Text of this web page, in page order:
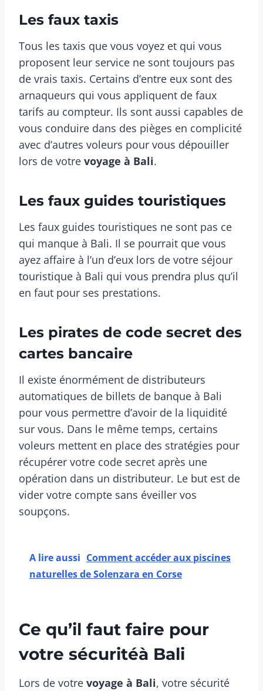
Les faux taxis
Tous les taxis que vous voyez et qui vous
proposent leur service ne sont toujours pas
de vrais taxis. Certains d’entre eux sont des
arnaqueurs qui vous appliquent de faux
tarifs au compteur. Ils sont aussi capables de
vous conduire dans des pièges en complicité
avec d’autres voleurs pour vous dépouiller
lors de votre voyage à Bali.
Les faux guides touristiques
Les faux guides touristiques ne sont pas ce
qui manque à Bali. Il se pourrait que vous
ayez affaire à l’un d’eux lors de votre séjour
touristique à Bali qui vous prendra plus qu’il
en faut pour ses prestations.
Les pirates de code secret des
cartes bancaire
Il existe énormément de distributeurs
automatiques de billets de banque à Bali
pour vous permettre d’avoir de la liquidité
sur vous. Dans le même temps, certains
voleurs mettent en place des stratégies pour
récupérer votre code secret après une
opération dans un distributeur. Le but est de
vider votre compte sans éveiller vos
soupçons.
A lire aussi Comment accéder aux piscines
naturelles de Solenzara en Corse
Ce qu’il faut faire pour
votre sécuritéà Bali
Lors de votre voyage à Bali, votre sécurité